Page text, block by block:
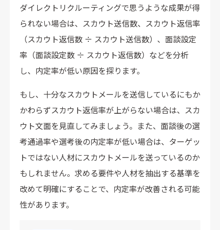
ダイレクトリクルーティングで思うような成果が得
られない場合は、スカウト送信数、スカウト返信率
（スカウト返信数 ÷ スカウト送信数）、面談設定
率（面談設定数 ÷ スカウト返信数）などを分析
し、内定率が低い原因を探ります。
もし、十分なスカウトメールを送信しているにもか
かわらずスカウト返信率が上がらない場合は、スカ
ウト文面を見直してみましょう。また、面談後の選
考通過率や選考後の内定率が低い場合は、ターゲッ
トではない人材にスカウトメールを送っているのか
もしれません。求める要件や人材を抽出する基準を
改めて明確にすることで、内定率が改善される可能
性があります。